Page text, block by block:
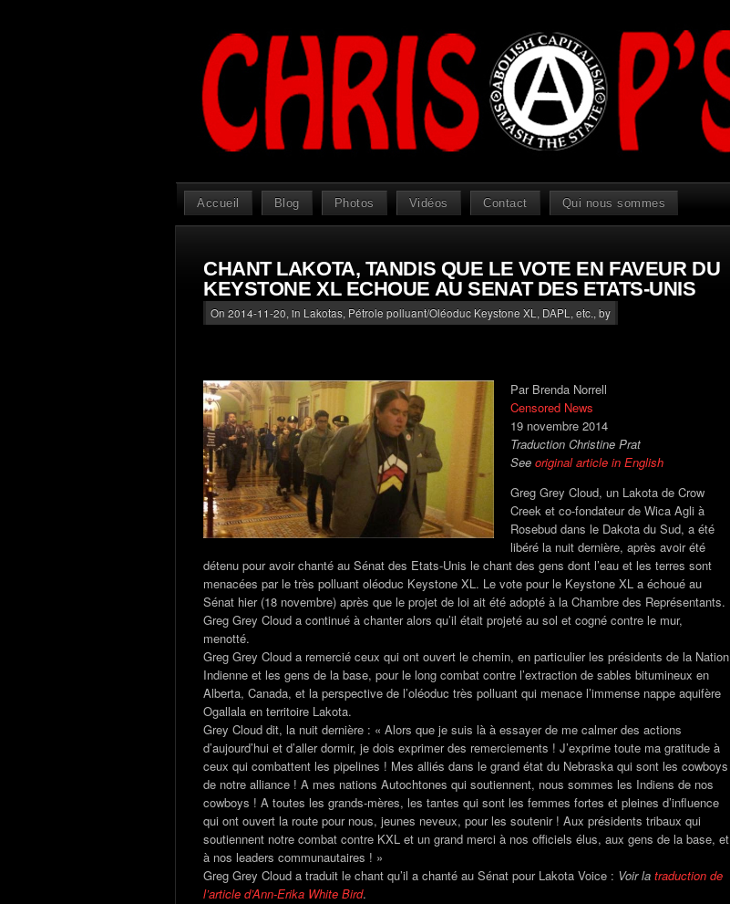
Accueil Blog Photos Vidéos Contact Qui nous sommes
CHANT LAKOTA, TANDIS QUE LE VOTE EN FAVEUR DU
KEYSTONE XL ECHOUE AU SENAT DES ETATS-UNIS
On 2014-11-20, in Lakotas Pétrole polluant/Oléoduc Keystone XL, DAPL, etc. , by
Par Brenda Norrell
Censored News
19 novembre 2014
Traduction Christine Prat
Seeoriginal article in English
Greg Grey Cloud, un Lakota de Crow
Creek et co-fondateur de Wica Agli à
Rosebud dans le Dakota du Sud, a été
libéré la nuit dernière, après avoir été
détenu pour avoir chanté au Sénat des Etats-Unis le chant des gens dont l’eau et les terres sont
menacées par le très polluant oléoduc Keystone XL. Le vote pour le Keystone XL a échoué au
Sénat hier (18 novembre) après que le projet de loi ait été adopté à la Chambre des Représentants.
Greg Grey Cloud a continué à chanter alors qu’il était projeté au sol et cogné contre le mur,
menotté.
Greg Grey Cloud a remercié ceux qui ont ouvert le chemin, en particulier les présidents de la Nation
Indienne et les gens de la base, pour le long combat contre l’extraction de sables bitumineux en
Alberta, Canada, et la perspective de l’oléoduc très polluant qui menace l’immense nappe aquifère
Ogallala en territoire Lakota.
Grey Cloud dit, la nuit dernière : « Alors que je suis là à essayer de me calmer des actions
d’aujourd’hui et d’aller dormir, je dois exprimer des remerciements ! J’exprime toute ma gratitude à
ceux qui combattent les pipelines ! Mes alliés dans le grand état du Nebraska qui sont les cowboys
de notre alliance ! A mes nations Autochtones qui soutiennent, nous sommes les Indiens de nos
cowboys ! A toutes les grands-mères, les tantes qui sont les femmes fortes et pleines d’influence
qui ont ouvert la route pour nous, jeunes neveux, pour les soutenir ! Aux présidents tribaux qui
soutiennent notre combat contre KXL et un grand merci à nos officiels élus, aux gens de la base, et
à nos leaders communautaires ! »
Greg Grey Cloud a traduit le chant qu’il a chanté au Sénat pour Lakota Voice : Voir la traduction de
l’article d’Ann-Erika White Bird.